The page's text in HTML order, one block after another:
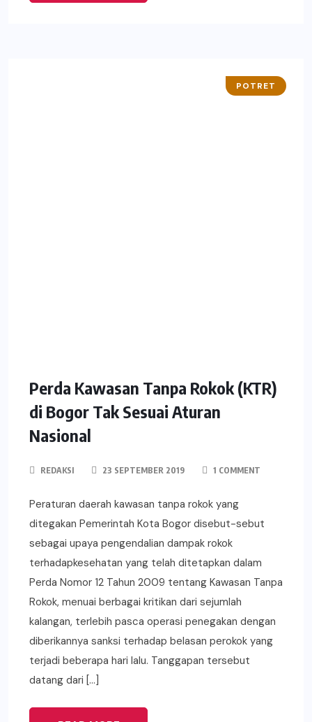
POTRET
Perda Kawasan Tanpa Rokok (KTR)
di Bogor Tak Sesuai Aturan
Nasional
REDAKSI 23 SEPTEMBER 2019 1 COMMENT
Peraturan daerah kawasan tanpa rokok yang
ditegakan Pemerintah Kota Bogor disebut-sebut
sebagai upaya pengendalian dampak rokok
terhadapkesehatan yang telah ditetapkan dalam
Perda Nomor 12 Tahun 2009 tentang Kawasan Tanpa
Rokok, menuai berbagai kritikan dari sejumlah
kalangan, terlebih pasca operasi penegakan dengan
diberikannya sanksi terhadap belasan perokok yang
terjadi beberapa hari lalu. Tanggapan tersebut
datang dari […]